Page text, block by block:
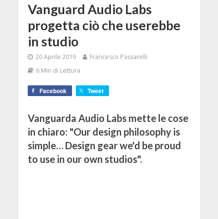
Vanguard Audio Labs
progetta ciò che userebbe
in studio
20 Aprile 2019
Francesco Passarelli
6 Min di Lettura
Facebook Tweet
Vanguarda Audio Labs mette le cose
in chiaro: "Our design philosophy is
simple… Design gear we'd be proud
to use in our own studios".